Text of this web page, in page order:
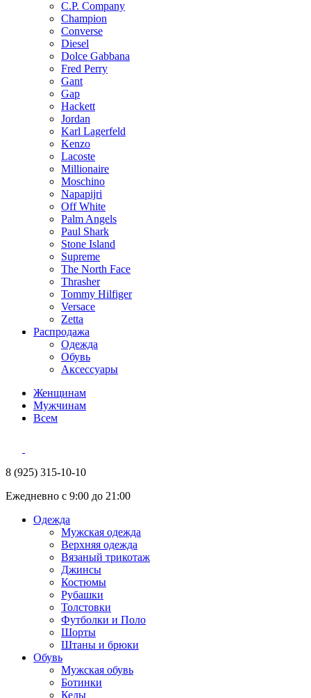
C.P. Company
Champion
Converse
Diesel
Dolce Gabbana
Fred Perry
Gant
Gap
Hackett
Jordan
Karl Lagerfeld
Kenzo
Lacoste
Millionaire
Moschino
Napapijri
Off White
Palm Angels
Paul Shark
Stone Island
Supreme
The North Face
Thrasher
Tommy Hilfiger
Versace
Zetta
Распродажа
Одежда
Обувь
Аксессуары
Женщинам
Мужчинам
Всем
8 (925) 315-10-10
Ежедневно с 9:00 до 21:00
Одежда
Мужская одежда
Верхняя одежда
Вязаный трикотаж
Джинсы
Костюмы
Рубашки
Толстовки
Футболки и Поло
Шорты
Штаны и брюки
Обувь
Мужская обувь
Ботинки
Кеды